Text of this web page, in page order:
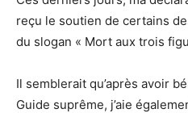
reçu le soutien de certains
du slogan « Mort aux trois
Il semblerait qu’après avoir
Guide suprême, j’aie